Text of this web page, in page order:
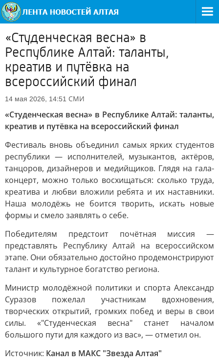
«Студенческая весна» в
Республике Алтай: таланты,
креатив и путёвка на
всероссийский финал
14 мая 2026, 14:51 СМИ
«Студенческая весна» в Республике Алтай: таланты,
креатив и путёвка на всероссийский финал
Фестиваль вновь объединил самых ярких студентов
республики — исполнителей, музыкантов, актёров,
танцоров, дизайнеров и медийщиков. Глядя на гала-
концерт, можно только восхищаться: сколько труда,
креатива и любви вложили ребята и их наставники.
Наша молодёжь не боится творить, искать новые
формы и смело заявлять о себе.
Победителям предстоит почётная миссия —
представлять Республику Алтай на всероссийском
этапе. Они обязательно достойно продемонстрируют
талант и культурное богатство региона.
Министр молодёжной политики и спорта Александр
Суразов пожелал участникам вдохновения,
творческих открытий, громких побед и веры в свои
силы. «"Студенческая весна" станет началом
большого пути для каждого из вас», — отметил он.
Источник: Канал в МАКС "Звезда Алтая"